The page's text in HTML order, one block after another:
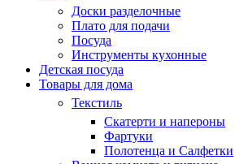
Доски разделочные
Плато для подачи
Посуда
Инструменты кухонные
Детская посуда
Товары для дома
Текстиль
Скатерти и напероны
Фартуки
Полотенца и Салфетки